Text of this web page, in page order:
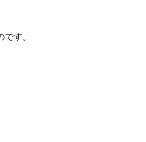
す。